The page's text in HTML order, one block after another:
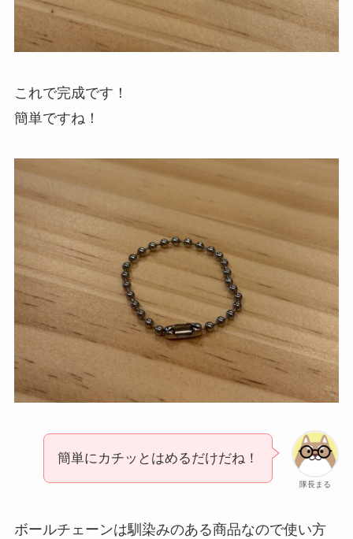
これで完成です！
簡単ですね！
隊長まる
簡単にカチッとはめるだけだね！
ボールチェーンは馴染みのある商品なので使い方